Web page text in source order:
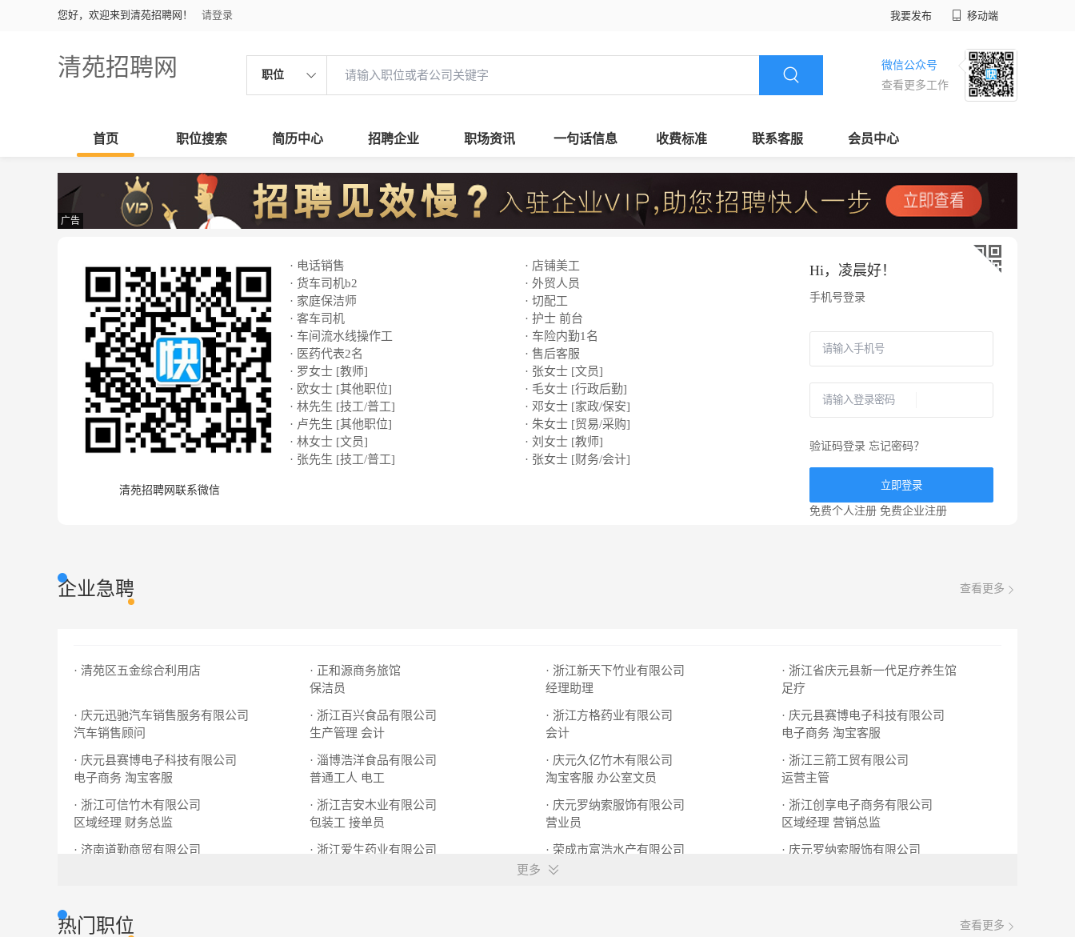
您好，欢迎来到清苑招聘网！ 请登录 我要发布 移动端
清苑招聘网 职位
微信公众号
查看更多工作
首页 职位搜索 简历中心 招聘企业 职场资讯 一句话信息 收费标准 联系客服 会员中心
广告
清苑招聘网联系微信
· 电话销售
· 店铺美工
· 货车司机b2
· 外贸人员
· 家庭保洁师
· 切配工
· 客车司机
· 护士 前台
· 车间流水线操作工
· 车险内勤1名
· 医药代表2名
· 售后客服
· 罗女士 [教师]
· 张女士 [文员]
· 欧女士 [其他职位]
· 毛女士 [行政后勤]
· 林先生 [技工/普工]
· 邓女士 [家政/保安]
· 卢先生 [其他职位]
· 朱女士 [贸易/采购]
· 林女士 [文员]
· 刘女士 [教师]
· 张先生 [技工/普工]
· 张女士 [财务/会计]
Hi， 凌晨好！
手机号登录
验证码登录 忘记密码？
立即登录
免费个人注册 免费企业注册
企业急聘 查看更多
· 清苑区五金综合利用店
· 正和源商务旅馆
保洁员
· 浙江新天下竹业有限公司
经理助理
· 浙江省庆元县新一代足疗养生馆
足疗
· 庆元迅驰汽车销售服务有限公司
汽车销售顾问
· 浙江百兴食品有限公司
生产管理 会计
· 浙江方格药业有限公司
会计
· 庆元县赛博电子科技有限公司
电子商务 淘宝客服
· 庆元县赛博电子科技有限公司
电子商务 淘宝客服
· 淄博浩洋食品有限公司
普通工人 电工
· 庆元久亿竹木有限公司
淘宝客服 办公室文员
· 浙江三箭工贸有限公司
运营主管
· 浙江可信竹木有限公司
区域经理 财务总监
· 浙江吉安木业有限公司
包装工 接单员
· 庆元罗纳索服饰有限公司
营业员
· 浙江创享电子商务有限公司
区域经理 营销总监
· 济南道勤商贸有限公司
· 浙江爱生药业有限公司
· 荣成市富浩水产有限公司
厨师
· 庆元罗纳索服饰有限公司
更多
热门职位 查看更多